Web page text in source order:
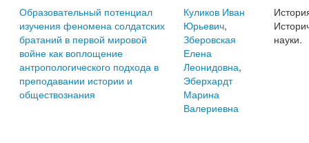
Образовательный потенциал
изучения феномена солдатских
братаний в первой мировой
войне как воплощение
антропологического подхода в
преподавании истории и
обществознания
Куликов Иван
Юрьевич,
Зберовская
Елена
Леонидовна,
Эберхардт
Марина
Валериевна
науки.